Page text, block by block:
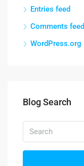
Entries feed
Comments feed
WordPress.org
Blog Search